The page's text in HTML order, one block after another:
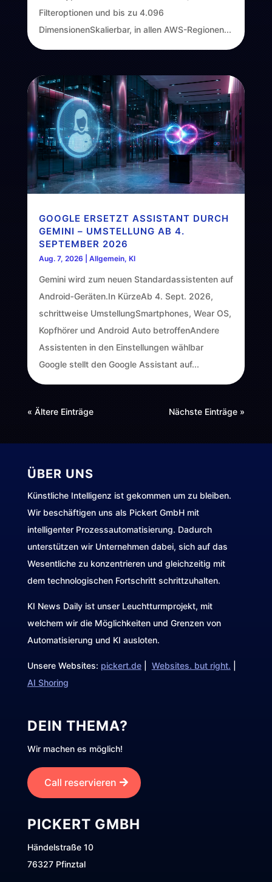
Filteroptionen und bis zu 4.096
DimensionenSkalierbar, in allen AWS-Regionen...
GOOGLE ERSETZT ASSISTANT DURCH
GEMINI – UMSTELLUNG AB 4.
SEPTEMBER 2026
Aug. 7, 2026 Allgemein, KI
Gemini wird zum neuen Standardassistenten auf
Android‑Geräten.In KürzeAb 4. Sept. 2026,
schrittweise UmstellungSmartphones, Wear OS,
Kopfhörer und Android Auto betroffenAndere
Assistenten in den Einstellungen wählbar
Google stellt den Google Assistant auf...
« Ältere Einträge Nächste Einträge »
ÜBER UNS
Künstliche Intelligenz ist gekommen um zu bleiben.
Wir beschäftigen uns als Pickert GmbH mit
intelligenter Prozessautomatisierung. Dadurch
unterstützen wir Unternehmen dabei, sich auf das
Wesentliche zu konzentrieren und gleichzeitig mit
dem technologischen Fortschritt schrittzuhalten.
KI News Daily ist unser Leuchtturmprojekt, mit
welchem wir die Möglichkeiten und Grenzen von
Automatisierung und KI ausloten.
Unsere Websites: pickert.de| Websites. but right.
AI Shoring
DEIN THEMA?
Wir machen es möglich!
Call reservieren
PICKERT GMBH
Händelstraße 10
76327 Pfinztal